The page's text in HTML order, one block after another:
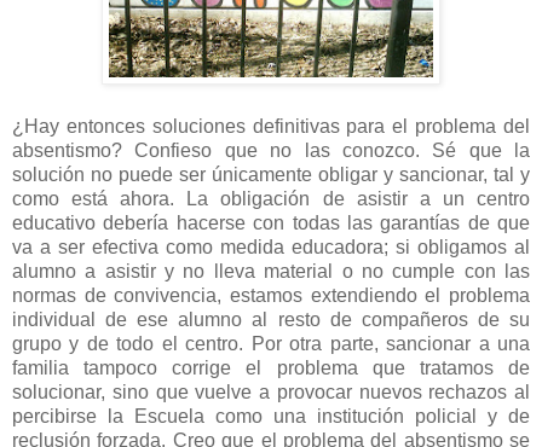
¿Hay entonces soluciones definitivas para el problema del
absentismo? Confieso que no las conozco. Sé que la
solución no puede ser únicamente obligar y sancionar, tal y
como está ahora. La obligación de asistir a un centro
educativo debería hacerse con todas las garantías de que
va a ser efectiva como medida educadora; si obligamos al
alumno a asistir y no lleva material o no cumple con las
normas de convivencia, estamos extendiendo el problema
individual de ese alumno al resto de compañeros de su
grupo y de todo el centro. Por otra parte, sancionar a una
familia tampoco corrige el problema que tratamos de
solucionar, sino que vuelve a provocar nuevos rechazos al
percibirse la Escuela como una institución policial y de
reclusión forzada. Creo que el problema del absentismo se